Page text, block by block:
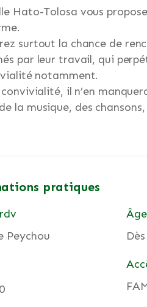
Hato-Tolosa vous
surtout la chance de
par leur travail, qui
notamment.
il n’en
la musique, des
pratiques
Peychou
Âge